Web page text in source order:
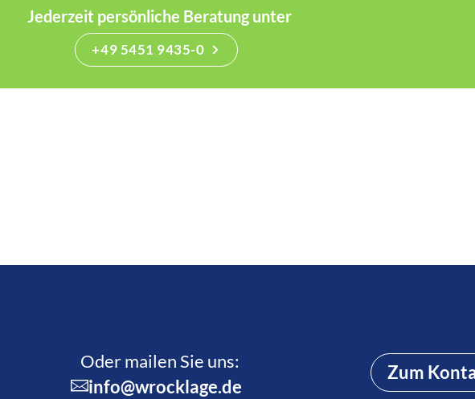
Jederzeit persönliche Beratung unter
+49 5451 9435-0
Oder mailen Sie uns:
info@wrocklage.de
Zum